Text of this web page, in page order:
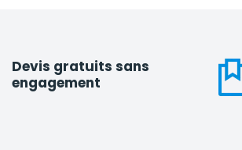
Devis gratuits sans
engagement